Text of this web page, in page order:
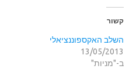
קשור
השלב האקספוננציאלי
13/05/2013
ב-"מניות"